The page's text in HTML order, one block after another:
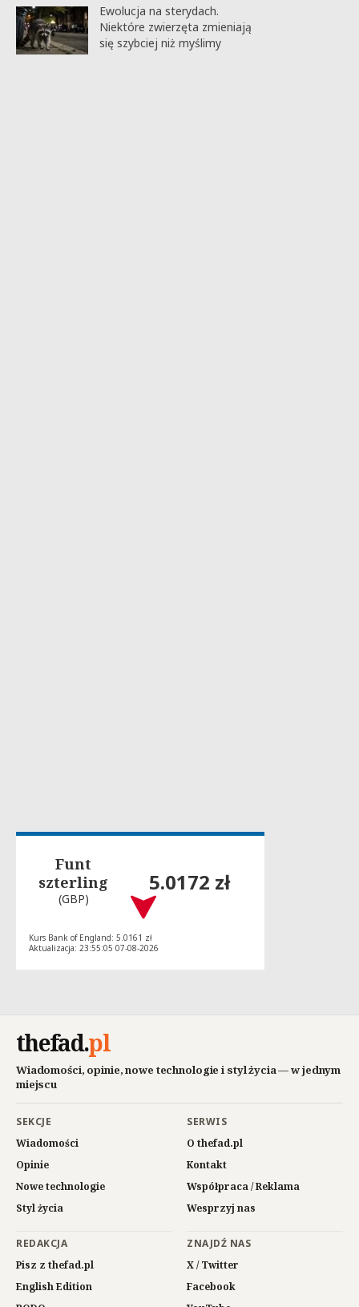
Ewolucja na sterydach.
Niektóre zwierzęta zmieniają
się szybciej niż myślimy
Funt
szterling
(GBP)
5.0172 zł
Kurs Bank of England: 5.0161 zł
Aktualizacja: 23:55:05 07-08-2026
thefad.pl
Wiadomości, opinie, nowe technologie i styl życia — w jednym
miejscu
SEKCJE
Wiadomości
Opinie
Nowe technologie
Styl życia
SERWIS
O thefad.pl
Kontakt
Współpraca / Reklama
Wesprzyj nas
REDAKCJA
Pisz z thefad.pl
English Edition
ZNAJDŹ NAS
X / Twitter
Facebook